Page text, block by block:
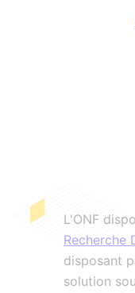
L'ONF
Recherche
disposant
solution